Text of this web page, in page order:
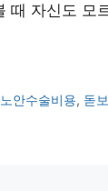
자신도 모
노안수술비용, 돋